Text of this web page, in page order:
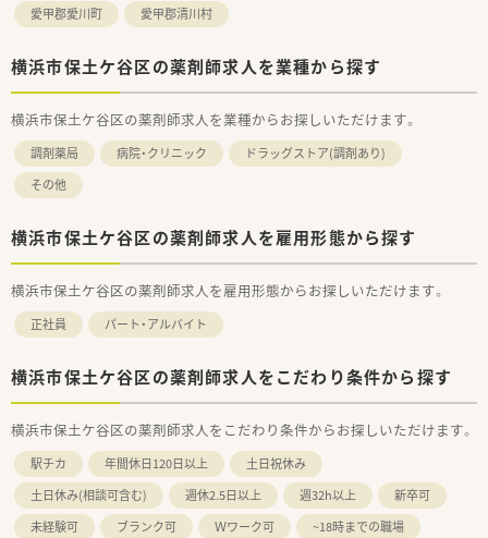
愛甲郡愛川町
愛甲郡清川村
横浜市保土ケ谷区の薬剤師求人を業種から探す
横浜市保土ケ谷区の薬剤師求人を業種からお探しいただけます。
調剤薬局 病院・クリニック
ドラッグストア(調剤あり)
その他
横浜市保土ケ谷区の薬剤師求人を雇用形態から探す
横浜市保土ケ谷区の薬剤師求人を雇用形態からお探しいただけます。
正社員 パート・アルバイト
横浜市保土ケ谷区の薬剤師求人をこだわり条件から探す
横浜市保土ケ谷区の薬剤師求人をこだわり条件からお探しいただけます。
駅チカ 年間休日120日以上
土日祝休み
土日休み(相談可含む)
週休2.5日以上 週32h以上
新卒可
未経験可
ブランク可 Ｗワーク可
~18時までの職場